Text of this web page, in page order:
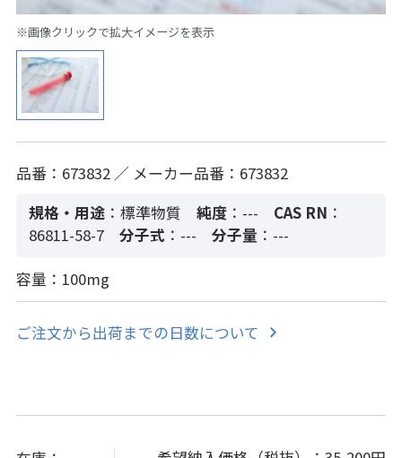
※画像クリックで拡大イメージを表示
品番：673832 ／ メーカー品番：673832
規格・用途 ：標準物質 純度：--- CAS RN ：
86811-58-7
分子式 ：--- 分子量 ：---
容量：100mg
ご注文から出荷までの日数について